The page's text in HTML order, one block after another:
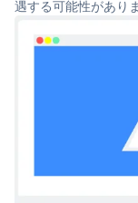
遇する可能性がありま